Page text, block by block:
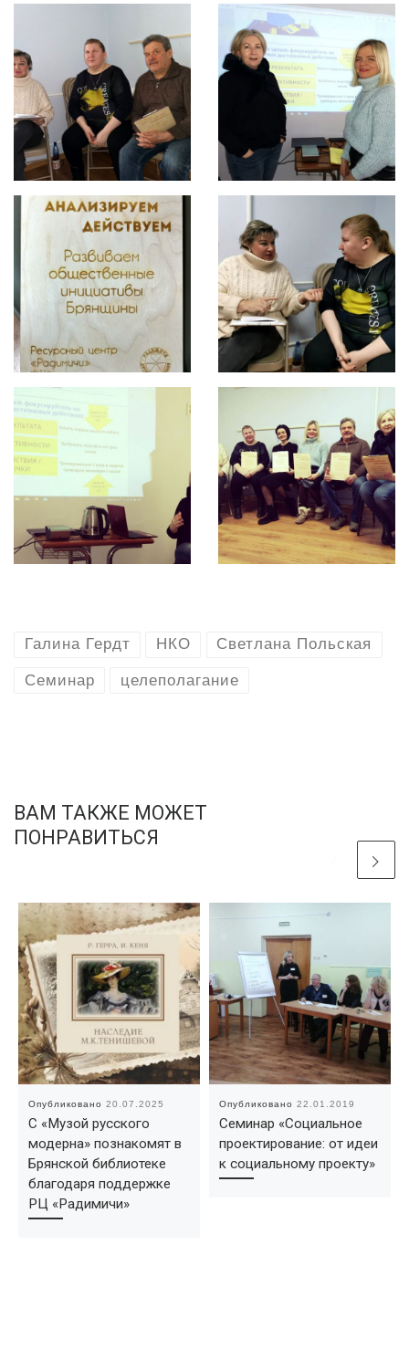
Галина Гердт НКО Светлана Польская
Семинар целеполагание
ВАМ ТАКЖЕ МОЖЕТ
ПОНРАВИТЬСЯ
Опубликовано 20.07.2025
С «Музой русского
модерна» познакомят в
Брянской библиотеке
благодаря поддержке
РЦ «Радимичи»
Опубликовано 22.01.2019
Семинар «Социальное
проектирование: от идеи
к социальному проекту»